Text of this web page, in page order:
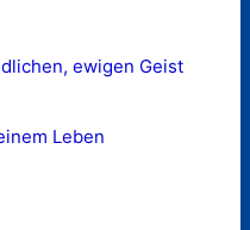
ewigen Geist
Leben